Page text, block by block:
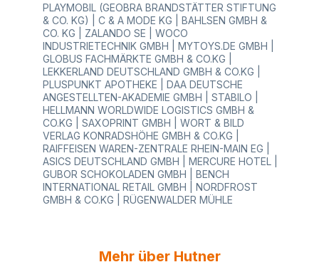
besondere stabile Verpackung für noch mehr
Erfolg und nachhaltige Kundentreue - dieses
Komplettpaket erhalten Sie absolut frei von
Aluminium zu einem günstigen Preis und einer
schnellen Lieferung! Sie werden begeistert sein.
PLAYMOBIL (GEOBRA BRANDSTÄTTER STIFTUNG
& CO. KG) | C & A MODE KG | BAHLSEN GMBH &
CO. KG | ZALANDO SE | WOCO
INDUSTRIETECHNIK GMBH | MYTOYS.DE GMBH |
GLOBUS FACHMÄRKTE GMBH & CO.KG |
LEKKERLAND DEUTSCHLAND GMBH & CO.KG |
PLUSPUNKT APOTHEKE | DAA DEUTSCHE
ANGESTELLTEN-AKADEMIE GMBH | STABILO |
HELLMANN WORLDWIDE LOGISTICS GMBH &
CO.KG | SAXOPRINT GMBH | WORT & BILD
VERLAG KONRADSHÖHE GMBH & CO.KG |
RAIFFEISEN WAREN-ZENTRALE RHEIN-MAIN EG |
ASICS DEUTSCHLAND GMBH | MERCURE HOTEL |
GUBOR SCHOKOLADEN GMBH | BENCH
INTERNATIONAL RETAIL GMBH | NORDFROST
GMBH & CO.KG | RÜGENWALDER MÜHLE
Mehr über Hutner